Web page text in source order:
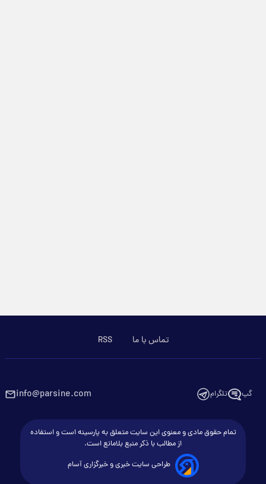
تماس با ما RSS
گپ تلگرام info@parsine.com
تمام حقوق مادی و معنوی این سایت متعلق به پارسینه است و استفاده
از مطالب با ذکر منبع بلامانع است.
طراحی سایت خبری و خبرگزاری آسام